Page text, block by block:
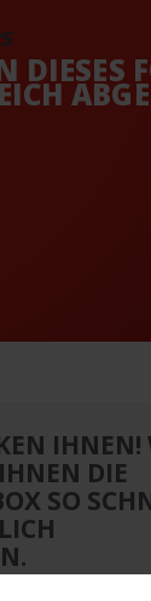
DIESES
IHNEN!
DIE
SO